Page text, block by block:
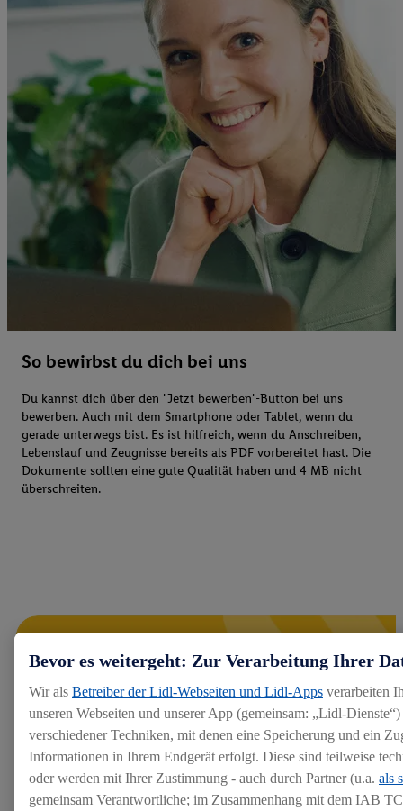
So bewirbst du dich bei uns
Du kannst dich über den "Jetzt bewerben"-Button bei uns
bewerben. Auch mit dem Smartphone oder Tablet, wenn du
gerade unterwegs bist. Es ist hilfreich, wenn du Anschreiben,
Lebenslauf und Zeugnisse bereits als PDF vorbereitet hast. Die
Dokumente sollten eine gute Qualität haben und 4 MB nicht
überschreiten.
Bevor es weitergeht: Zur Verarbeitung Ihrer
Wir als Betreiber der Lidl-Webseiten und Lidl-Apps verarbeiten
unseren Webseiten und unserer App (gemeinsam: „Lidl-
verschiedener Techniken, mit denen eine Speicherung und ein
Informationen in Ihrem Endgerät erfolgt. Diese sind teilweise
oder werden mit Ihrer Zustimmung - auch durch Partner (u.a. als
gemeinsam Verantwortliche; im Zusammenhang mit dem IAB